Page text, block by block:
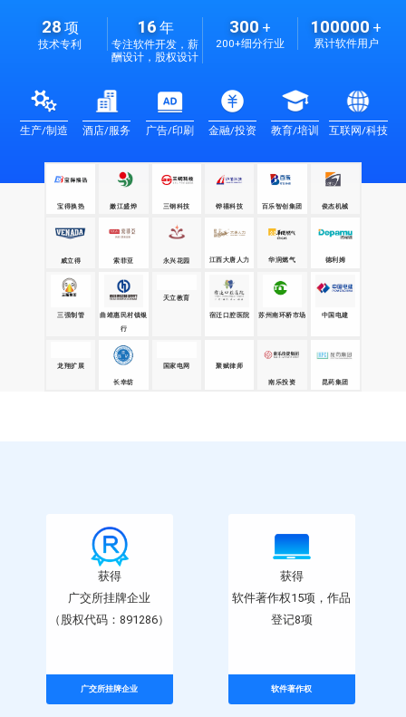
28项
技术专利
16年
专注软件开发，薪
酬设计，股权设计
300 +
200+细分行业
100000 +
累计软件用户
生产/制造 酒店/服务 广告/印刷 金融/投资 教育/培训 互联网/科技
宝得换热 嫩江盛烨 三钢科技 铧禧科技 百乐智创集团 俊杰机械
威立得 索菲亚 永兴花园 江西大唐人力 华润燃气 德利姆
三强制管
曲靖惠民村镇银
行
天立教育
宿迁口腔医院 苏州南环桥市场 中国电建
长幸纺
国家电网 聚赋律师
南乐投资 昆药集团
获得
广交所挂牌企业
（股权代码：891286）
广交所挂牌企业
获得
软件著作权15项，作品
登记8项
软件著作权